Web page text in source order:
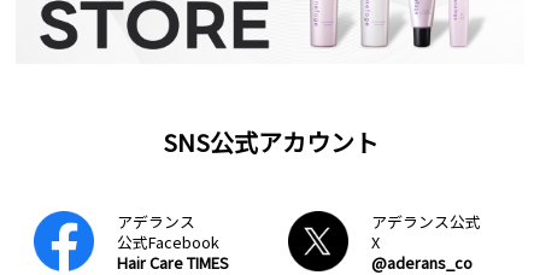
SNS公式アカウント
アデランス
公式Facebook
Hair Care TIMES
アデランス公式
X
@aderans_co